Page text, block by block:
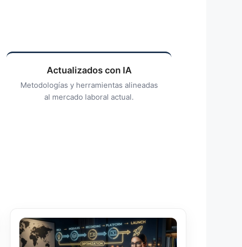
Actualizados con IA
Metodologías y herramientas alineadas
al mercado laboral actual.